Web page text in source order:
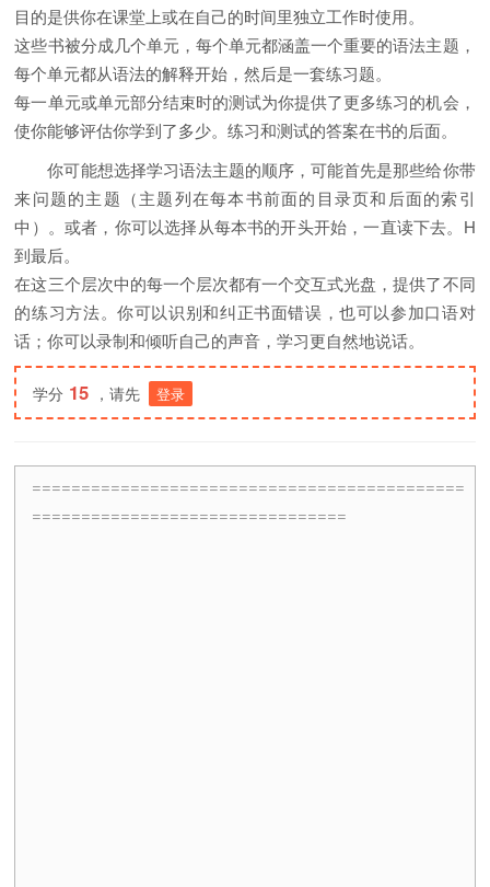
目的是供你在课堂上或在自己的时间里独立工作时使用。
这些书被分成几个单元，每个单元都涵盖一个重要的语法主题，
每个单元都从语法的解释开始，然后是一套练习题。
每一单元或单元部分结束时的测试为你提供了更多练习的机会，
使你能够评估你学到了多少。练习和测试的答案在书的后面。
你可能想选择学习语法主题的顺序，可能首先是那些给你带
来问题的主题（主题列在每本书前面的目录页和后面的索引
中）。或者，你可以选择从每本书的开头开始，一直读下去。H
到最后。
在这三个层次中的每一个层次都有一个交互式光盘，提供了不同
的练习方法。你可以识别和纠正书面错误，也可以参加口语对
话；你可以录制和倾听自己的声音，学习更自然地说话。
学分 15 ，请先 登录
============================================
================================